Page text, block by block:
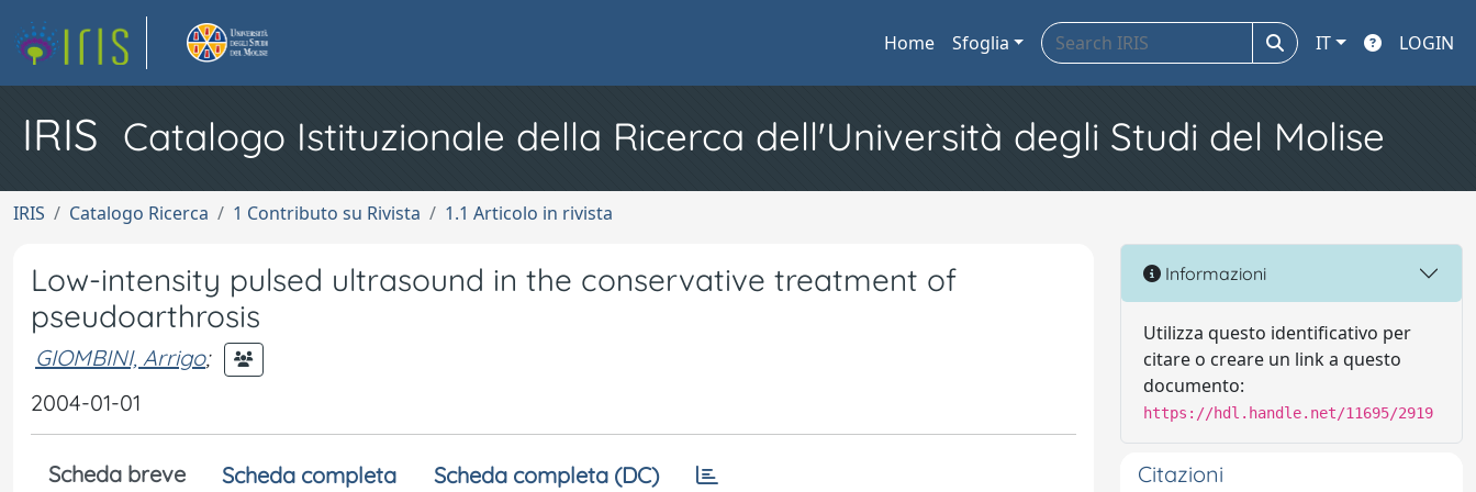
Home Sfoglia IT LOGIN
IRIS Catalogo Istituzionale della Ricerca dell'Università degli Studi del Molise
IRIS Catalogo Ricerca 1 Contributo su Rivista 1.1 Articolo in rivista
Low-intensity pulsed ultrasound in the conservative treatment of
pseudoarthrosis
GIOMBINI, Arrigo;
2004-01-01
Scheda breve Scheda completa Scheda completa (DC)
Informazioni
Utilizza questo identificativo per
citare o creare un link a questo
documento:
https://hdl.handle.net/11695/2919
Citazioni